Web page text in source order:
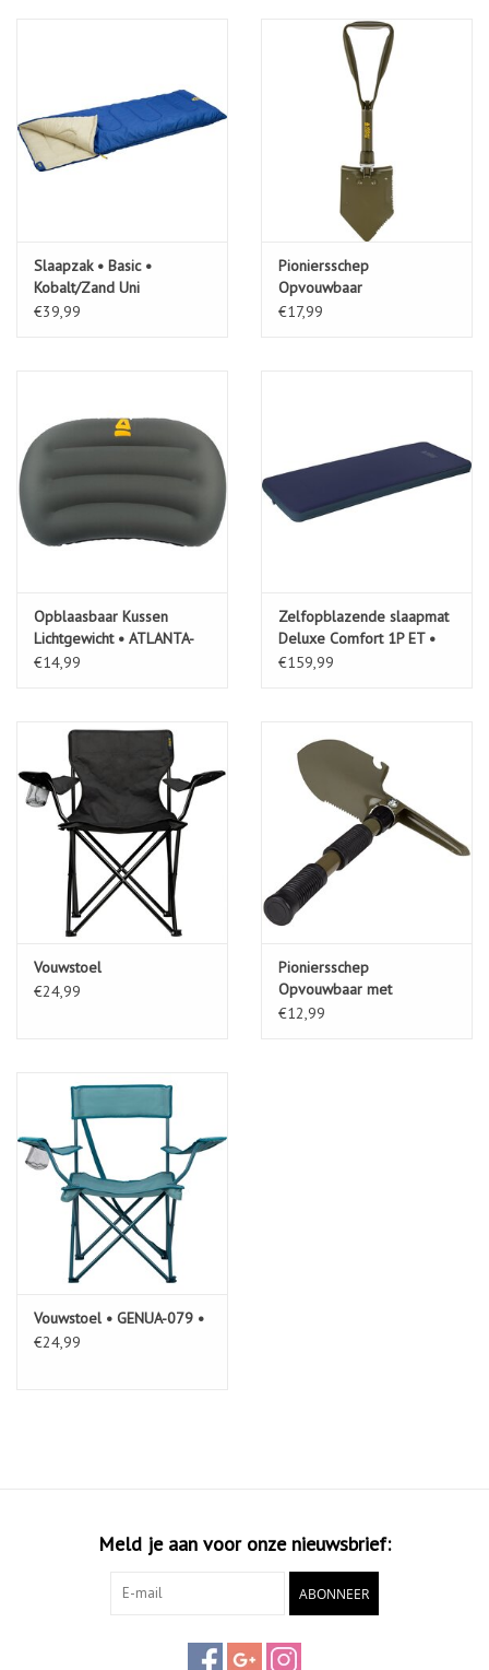
Slaapzak • Basic •
Kobalt/Zand Uni
€39,99
Pioniersschep
Opvouwbaar
€17,99
Opblaasbaar Kussen
Lichtgewicht • ATLANTA-
044
€14,99
Zelfopblazende slaapmat
Deluxe Comfort 1P ET •
Marbella-170•
€159,99
Vouwstoel
€24,99
Pioniersschep
Opvouwbaar met
Pikhouweel
€12,99
Vouwstoel • GENUA-079 •
€24,99
Meld je aan voor onze nieuwsbrief:
ABONNEER